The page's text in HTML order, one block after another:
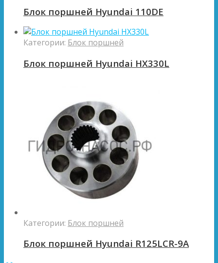
Блок поршней Hyundai 110DE
Категории: Блок поршней
Блок поршней Hyundai HX330L
Категории: Блок поршней
Блок поршней Hyundai R125LCR-9A